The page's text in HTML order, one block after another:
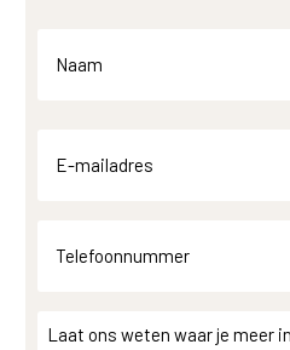
(Vereist)
mailadres
Bericht